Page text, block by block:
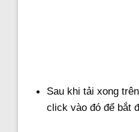
Sau khi tải xong
click vào đó để bắt